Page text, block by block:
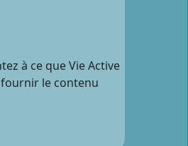
à ce que Vie Active
le contenu